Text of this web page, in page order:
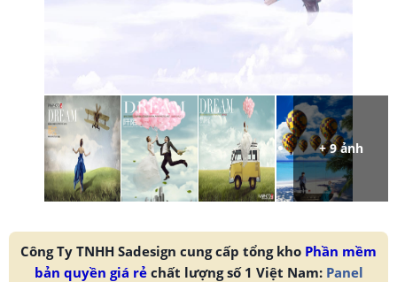
+ 9 ảnh
Công Ty TNHH Sadesign cung cấp tổng kho Phần mềm
bản quyền giá rẻchất lượng số 1 Việt Nam: Panel